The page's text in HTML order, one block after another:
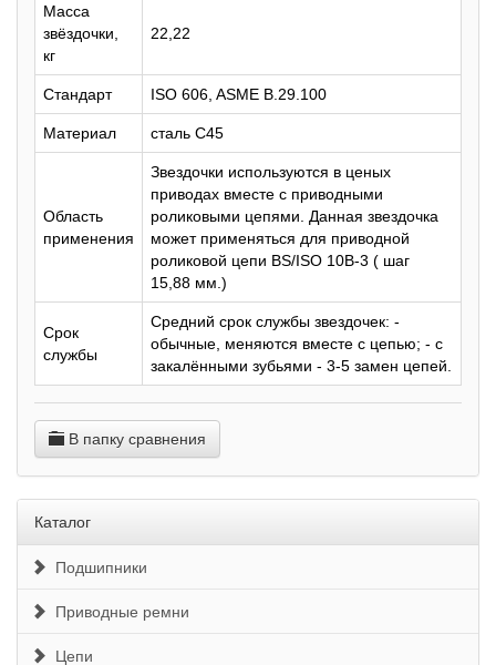
Масса
звёздочки,
кг
22,22
Стандарт ISO 606, ASME B.29.100
Материал сталь C45
Область
применения
Звездочки используются в ценых
приводах вместе с приводными
роликовыми цепями. Данная звездочка
может применяться для приводной
роликовой цепи BS/ISO 10B-3 ( шаг
15,88 мм.)
Срок
службы
Средний срок службы звездочек: -
обычные, меняются вместе с цепью; - с
закалёнными зубьями - 3-5 замен цепей.
В папку сравнения
Каталог
Подшипники
Приводные ремни
Цепи